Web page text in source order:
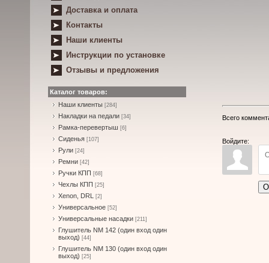
Доставка и оплата
Контакты
Наши клиенты
Инструкции по установке
Отзывы и предложения
Каталог товаров:
Наши клиенты [284]
Накладки на педали [34]
Рамка-перевертыш [6]
Сиденья [107]
Рули [24]
Ремни [42]
Ручки КПП [68]
Чехлы КПП [25]
Xenon, DRL [2]
Универсальное [52]
Универсальные насадки [211]
Глушитель NM 142 (один вход один
выход) [44]
Глушитель NM 130 (один вход один
выход) [25]
Всего
Войдите: